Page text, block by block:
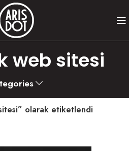
web sitesi
olarak etiketlendi